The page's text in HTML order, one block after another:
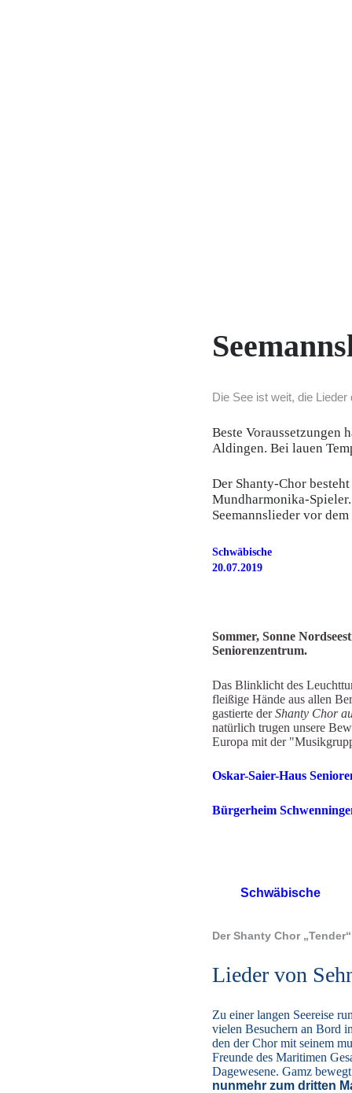
Die See ist weit, die
Beste Voraussetzungen
Aldingen. Bei lauen
Der Shanty-Chor
Mundharmonika-
Seemannslieder vor
20.07.2019
Sommer, Sonne
Seniorenzentrum.
Das Blinklicht des
fleißige Hände aus allen
gastierte derShanty Chor
natürlich trugen unsere
Europa mit der
Oskar-Saier-
Der Shanty Chor
Lieder von
Zu einer langen Seereise
vielen Besuchern an Bord
den der Chor mit seinem
Freunde des Maritimen
Dagewesene. Gamz
nunmehr zum dritten